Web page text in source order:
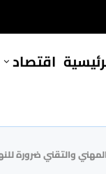
⁠اقتصاد
والتقني ضرورة